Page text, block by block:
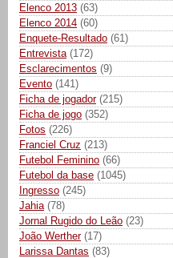
Elenco 2013 (63)
Elenco 2014 (60)
Enquete-Resultado (61)
Entrevista (172)
Esclarecimentos (9)
Evento (141)
Ficha de jogador (215)
Ficha de jogo (352)
Fotos (226)
Franciel Cruz (213)
Futebol Feminino (66)
Futebol da base (1045)
Ingresso (245)
Jahia (78)
Jornal Rugido do Leão (23)
João Werther (17)
Larissa Dantas (83)